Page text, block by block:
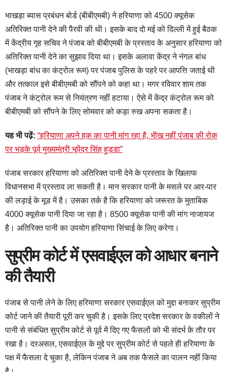
भाखड़ा ब्यास प्रबंधन बोर्ड (बीबीएमबी) ने हरियाणा को 4500 क्यूसेक
अतिरिक्त पानी देने की पैरवी की थी। इसके बाद दो मई को दिल्ली में हुई बैठक
में केंद्रीय गृह सचिव ने पंजाब को बीबीएमबी के प्रस्ताव के अनुसार हरियाणा को
अतिरिक्त पानी देने का सुझाव दिया था। इसके अलावा केंद्र ने नंगल बांध
(भाखड़ा बांध का कंट्रोल रूम) पर पंजाब पुलिस के पहरे पर आपत्ति जताई थी
और तत्काल इसे बीबीएमबी को सौंपने को कहा था। मगर रविवार शाम तक
पंजाब ने कंट्रोल रूम से नियंत्रण नहीं हटाया। ऐसे में केंद्र कंट्रोल रूम को
बीबीएमबी को सौंपने के लिए सोमवार को कड़ा रुख अपना सकता है।
यह भी पढ़ें: “हरियाणा अपने हक़ का पानी मांग रहा है, भीख नहीं पंजाब की रोक
पर भड़के पूर्व मुख्यमंत्री भूपेंद्र सिंह हुड्डा”
पंजाब सरकार हरियाणा को अतिरिक्त पानी देने के प्रस्ताव के खिलाफ
विधानसभा में प्रस्ताव ला सकती है। मान सरकार पानी के मसले पर आर-पार
की लड़ाई के मूड में है। उसका तर्क है कि हरियाणा को जरूरत के मुताबिक
4000 क्यूसेक पानी दिया जा रहा है। 8500 क्यूसेक पानी की मांग नाजायज
है। अतिरिक्त पानी का उपयोग हरियाणा सिंचाई के लिए करेगा।
सुप्रीम कोर्ट में एसवाईएल को आधार बनाने
की तैयारी
पंजाब से पानी लेने के लिए हरियाणा सरकार एसवाईएल को मुद्दा बनाकर सुप्रीम
कोर्ट जाने की तैयारी पूरी कर चुकी है। इसके लिए प्रदेश सरकार के वकीलों ने
पानी से संबंधित सुप्रीम कोर्ट से पूर्व में दिए गए फैसलों को भी संदर्भ के तौर पर
रखा है। दरअसल, एसवाईएल के मुद्दे पर सुप्रीम कोर्ट से पहले ही हरियाणा के
पक्ष में फैसला दे चुका है, लेकिन पंजाब ने अब तक फैसले का पालन नहीं किया